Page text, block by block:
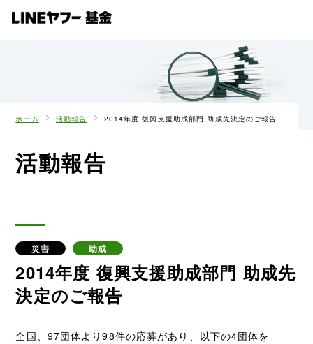
ホーム 活動報告 2014年度 復興支援助成部門 助成先決定のご報告
活動報告
災害 助成
2014年度 復興支援助成部門 助成先
決定のご報告
全国、97団体より98件の応募があり、以下の4団体を